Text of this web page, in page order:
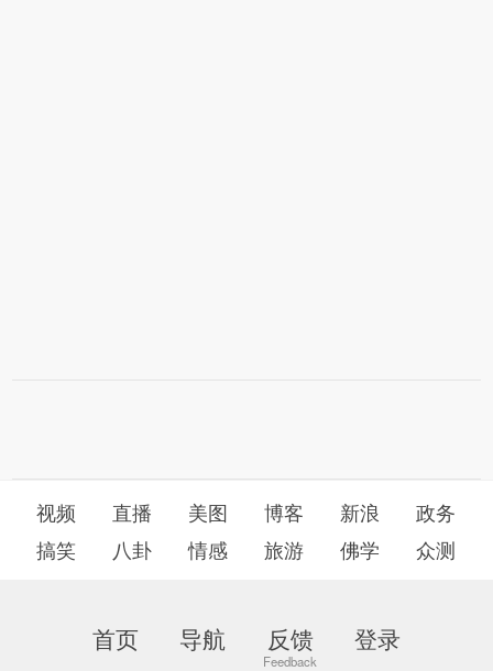
视频 直播 美图 博客 新浪
政务
搞笑
八卦 情感 旅游 佛学 众测
首页 导航 反馈 登录